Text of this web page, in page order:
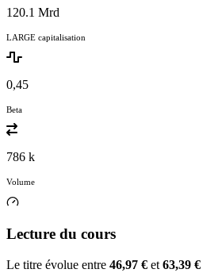
120.1 Mrd
LARGE capitalisation
0,45
Beta
786 k
Volume
Lecture du cours
Le titre évolue entre 46,97 € et 63,39 €